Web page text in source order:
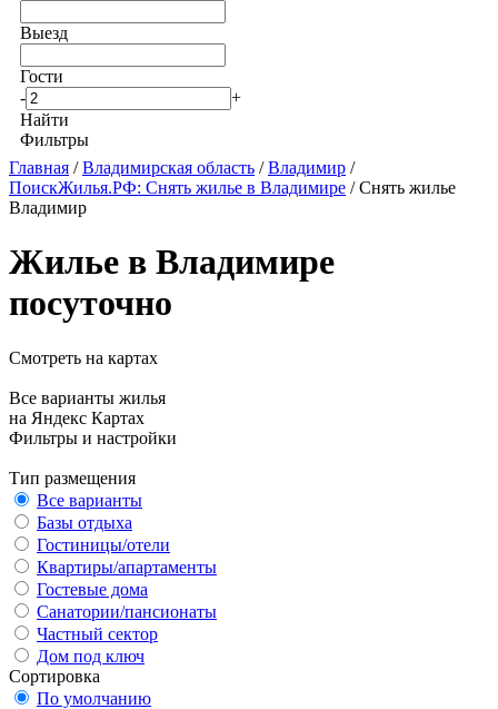
Выезд
Гости
-
+
Найти
Фильтры
Главная /Владимирская область /Владимир /
ПоискЖилья.РФ: Снять жилье в Владимире / Снять жилье
Владимир
Жилье в Владимире
посуточно
Смотреть на картах
Все варианты жилья
на Яндекс Картах
Фильтры и настройки
Тип размещения
Все варианты
Базы отдыха
Гостиницы/отели
Квартиры/апартаменты
Гостевые дома
Санатории/пансионаты
Частный сектор
Дом под ключ
Сортировка
По умолчанию